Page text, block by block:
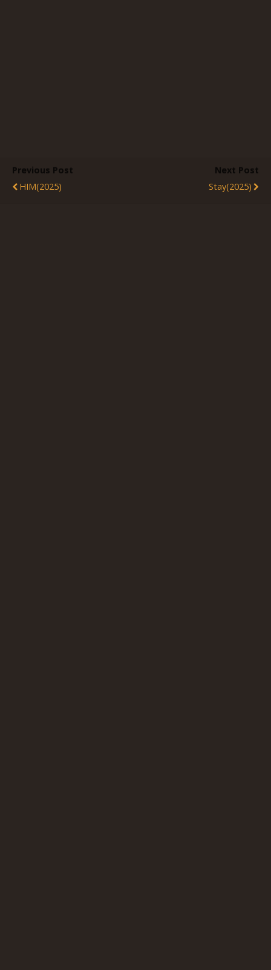
Previous Post
HIM(2025)
Next Post
Stay(2025)